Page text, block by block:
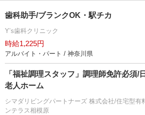
歯科助手/ブランクOK・駅チカ
Y’s歯科クリニック
時給1,225円
アルバイト・パート / 神奈川県
「福祉調理スタッフ」調理師免許必須/
老人ホーム
シマダリビングパートナーズ 株式会社/住宅型有
ンテラス相模原